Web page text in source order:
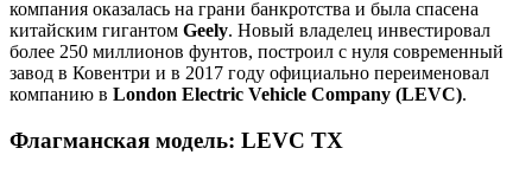
компания оказалась на грани банкротства и была спасена
китайским гигантом Geely. Новый владелец инвестировал
более 250 миллионов фунтов, построил с нуля современный
завод в Ковентри и в 2017 году официально переименовал
компанию в London Electric Vehicle Company (LEVC).
Флагманская модель: LEVC TX